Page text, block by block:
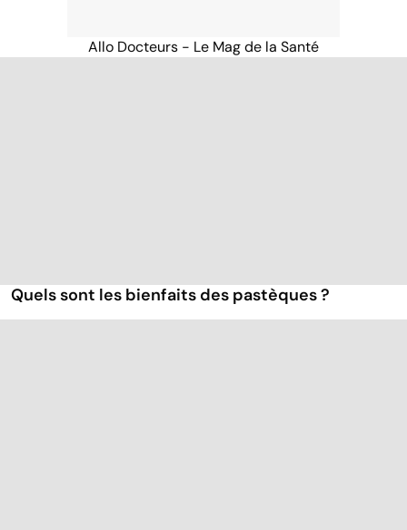
Allo Docteurs - Le Mag de la Santé
Quels sont les bienfaits des pastèques ?